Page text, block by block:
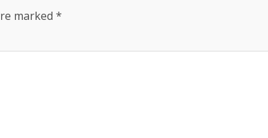
marked *